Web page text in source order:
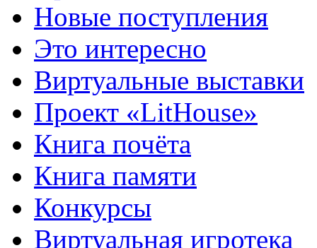
Новые поступления
Это интересно
Виртуальные выставки
Проект «LitHouse»
Книга почёта
Книга памяти
Конкурсы
Виртуальная игротека